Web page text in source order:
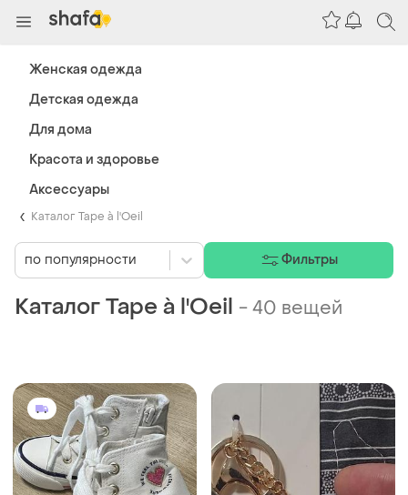
Каталог Tape à l'Oeil
Каталог Tape à l'Oeil -40 вещей
по популярности Фильтры
Женская одежда
Детская одежда
Для дома
Красота и здоровье
Аксессуары